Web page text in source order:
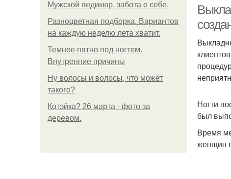
Мужской педикюр, забота о себе.
Разноцветная подборка. Вариантов
на каждую неделю лета хватит.
Темное пятно под ногтем.
Внутренние причины
Ну волосы и волосы, что может
такого?
Котэйка? 26 марта - фото за
деревом.
Ногти
был
Время
женщин